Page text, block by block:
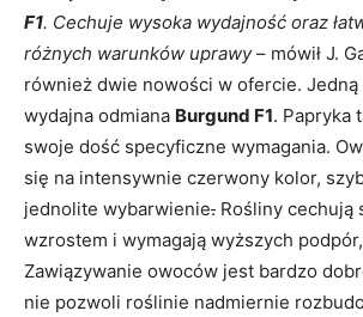
F1. Cechuje wysoka wydajność oraz
różnych warunków uprawy– mówił J.
również dwie nowości w ofercie.
wydajna odmiana Burgund F1. Papryka
swoje dość specyficzne wymagania.
się na intensywnie czerwony kolor,
jednolite wybarwienie. Rośliny cechują
wzrostem i wymagają wyższych
Zawiązywanie owoców jest bardzo
nie pozwoli roślinie nadmiernie